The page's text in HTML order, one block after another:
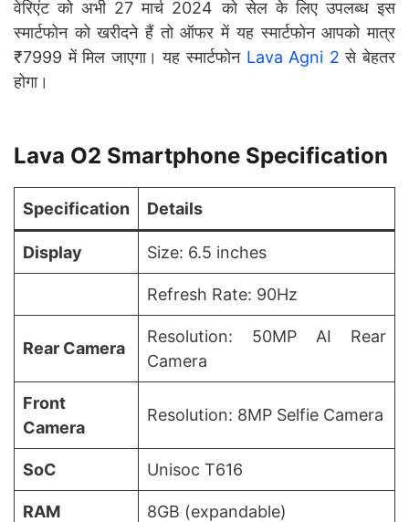
वेरिएंट को अभी 27 मार्च 2024 को सेल के लिए उपलब्ध इस
स्मार्टफोन को खरीदने हैं तो ऑफर में यह स्मार्टफोन आपको मात्र
₹7999 में मिल जाएगा। यह स्मार्टफोन Lava Agni 2 से बेहतर
होगा।
Lava O2 Smartphone Specification
Specification Details
Display Size: 6.5 inches
Refresh Rate: 90Hz
Rear Camera
Resolution: 50MP AI Rear
Camera
Front
Camera
Resolution: 8MP Selfie Camera
SoC Unisoc T616
RAM 8GB (expandable)